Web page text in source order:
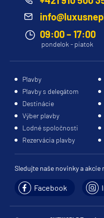
balkónom.
Výber
kajuty
výrazne
zážitok
plavby.
Prezrite
si
našu
ponuku
objavte,
Explora
(2023)
Technické
info
Tonáž:
64.000
Šírka:
m /Výška
56
09:00 – 17:00
pondelok - piatok
Plavby
Plavby s delegátom
Destinácie
Výber plavby
Lodné spoločnosti
Rezervácia plavby
Sledujte naše novinky a akcie
Facebook